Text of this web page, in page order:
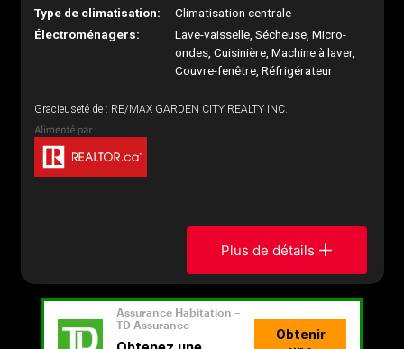
Type de climatisation:
Climatisation centrale
Électroménagers:
Lave-vaisselle, Sécheuse, Micro-
ondes, Cuisinière, Machine à laver,
Couvre-fenêtre, Réfrigérateur
Gracieuseté de : RE/MAX GARDEN CITY REALTY INC.
Plus de détails